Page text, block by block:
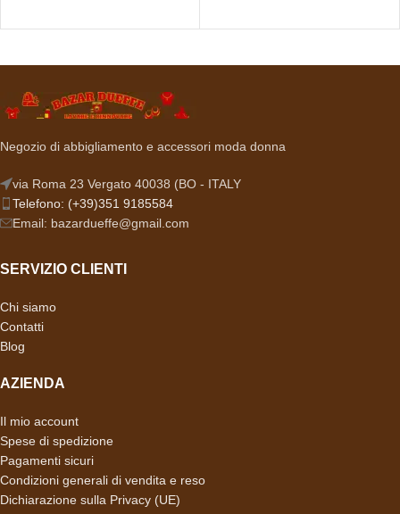
Negozio di abbigliamento e accessori moda donna
via Roma 23 Vergato 40038 (BO - ITALY
Telefono: (+39)351 9185584
Email: bazardueffe@gmail.com
SERVIZIO CLIENTI
Chi siamo
Contatti
Blog
AZIENDA
Il mio account
Spese di spedizione
Pagamenti sicuri
Condizioni generali di vendita e reso
Dichiarazione sulla Privacy (UE)